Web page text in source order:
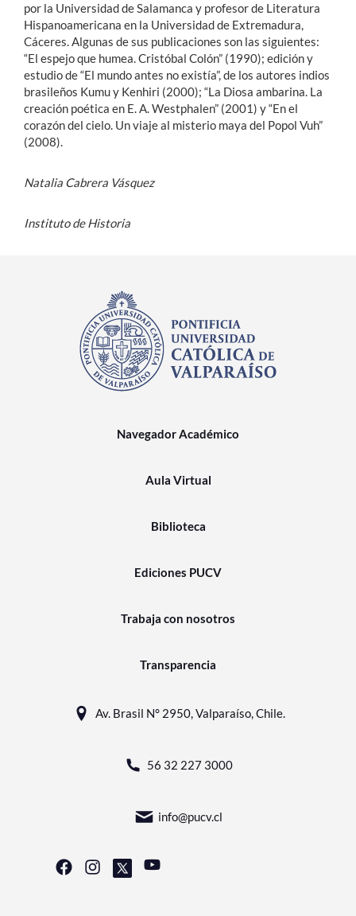
por la Universidad de Salamanca y profesor de Literatura
Hispanoamericana en la Universidad de Extremadura,
Cáceres. Algunas de sus publicaciones son las siguientes:
“El espejo que humea. Cristóbal Colón” (1990); edición y
estudio de “El mundo antes no existía”, de los autores indios
brasileños Kumu y Kenhiri (2000); “La Diosa ambarina. La
creación poética en E. A. Westphalen” (2001) y “En el
corazón del cielo. Un viaje al misterio maya del Popol Vuh”
(2008).
Natalia Cabrera Vásquez
Instituto de Historia
Navegador Académico
Aula Virtual
Biblioteca
Ediciones PUCV
Trabaja con nosotros
Transparencia
Av. Brasil N° 2950, Valparaíso, Chile.
56 32 227 3000
info@pucv.cl